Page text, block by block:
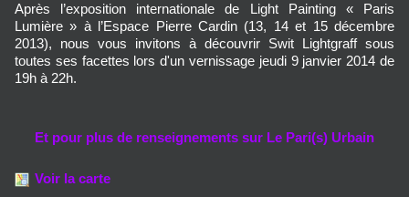
Après l’exposition internationale de Light Painting « Paris
Lumière » à l’Espace Pierre Cardin (13, 14 et 15 décembre
2013), nous vous invitons à découvrir Swit Lightgraff sous
toutes ses facettes lors d'un vernissage jeudi 9 janvier 2014 de
19h à 22h.
Et pour plus de renseignements sur Le Pari(s) Urbain
Voir la carte